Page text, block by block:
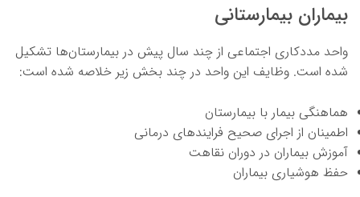
بیماران بیمارستانی
واحد مددکاری اجتماعی از چند سال پیش در بیمارستان‌ها تشکیل
شده است. وظایف این واحد در چند بخش زیر خلاصه شده است:
هماهنگی بیمار با بیمارستان
اطمینان از اجرای صحیح فرایندهای درمانی
آموزش بیماران در دوران نقاهت
حفظ هوشیاری بیماران